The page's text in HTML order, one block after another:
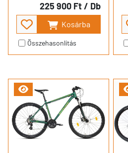
225 900 Ft/ Db
Kosárba
Összehasonlítás